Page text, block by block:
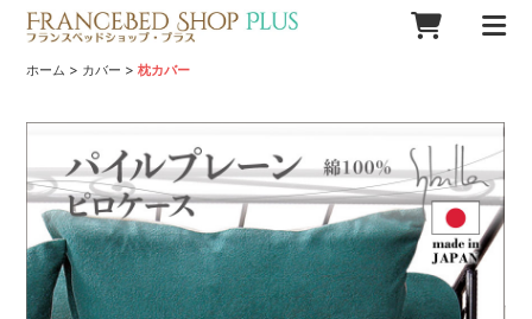
ホーム > カバー >枕カバー